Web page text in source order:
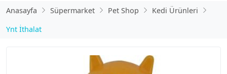
Anasayfa Süpermarket Pet Shop
Kedi Ürünleri
Ynt İthalat